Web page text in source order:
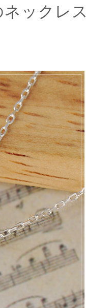
ックレス